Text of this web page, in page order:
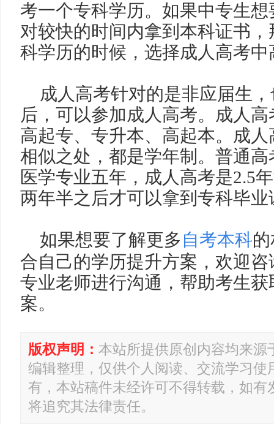
考一个专科学历。如果中专生
对较快的时间内拿到本科证书
科学历的时候，选择成人高考中
成人高考针对的是非应届生
后，可以参加成人高考。成人
高起专、专升本、高起本。成
相似之处，都是学年制。普通
医学专业五年，成人高考是2.5
两年半之后才可以拿到专科毕业
如果想要了解更多 自考本科的
合自己的学历提升方案，欢迎
专业老师进行沟通，帮助考生
案。
版权声明： 本站所提供原创内容均来源
编辑整理，仅供个人阅读、交流学习使
有，本站稿件未经许可不得转载，如有
将追究其法律责任。